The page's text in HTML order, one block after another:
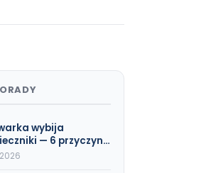
wybija
— 6 przyczyn i
(z cennikiem